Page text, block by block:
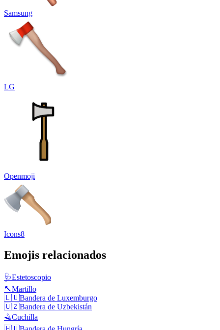
Samsung
LG
Openmoji
Icons8
Emojis relacionados
🩺Estetoscopio
🔨Martillo
🇱🇺Bandera de Luxemburgo
🇺🇿Bandera de Uzbekistán
🪒Cuchilla